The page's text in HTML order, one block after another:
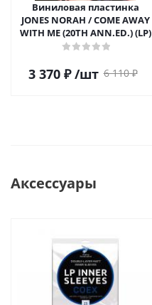
Виниловая пластинка
JONES NORAH / COME AWAY
WITH ME (20TH ANN.ED.) (LP)
3 370₽ /шт 6 110₽
Аксессуары